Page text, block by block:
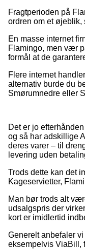
Fragtperioden på
ordren om et øjeblik,
En masse internet
Flamingo, men vær
formål at de
Flere internet
alternativ burde du
Smørumnedre eller
Det er jo
og så har adskillige
deres varer – til
levering uden
Trods dette kan det
Kageservietter,
Man bør trods alt
udsalgspris der
kort er imidlertid
Generelt anbefaler
eksempelvis ViaBill,